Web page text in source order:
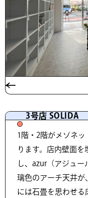
3号店 SOLIDA
1階・2階がメゾネ
ります。店内壁面
し、azur（アジュ
璃色のアーチ天井が
には石畳を思わせる